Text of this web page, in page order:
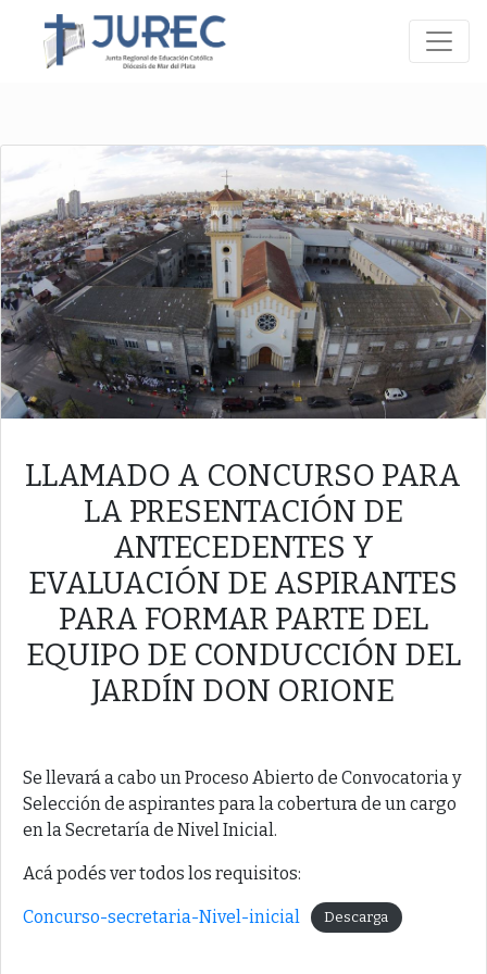
LLAMADO A CONCURSO PARA
LA PRESENTACIÓN DE
ANTECEDENTES Y
EVALUACIÓN DE ASPIRANTES
PARA FORMAR PARTE DEL
EQUIPO DE CONDUCCIÓN DEL
JARDÍN DON ORIONE
Se llevará a cabo un Proceso Abierto de Convocatoria y
Selección de aspirantes para la cobertura de un cargo
en la Secretaría de Nivel Inicial.
Acá podés ver todos los requisitos:
Concurso-secretaria-Nivel-inicial Descarga